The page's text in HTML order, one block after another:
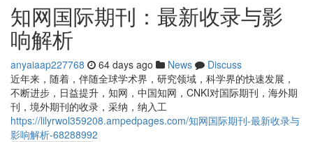
知网国际期刊：最新收录与影
响解析
anyaiaap227768 64 days ago News
Discuss
近年来，随着，伴随全球学术界，研究领域，科学界的快速发展，
不断进步，日益提升，知网，中国知网，CNKI对国际期刊，海外期
刊，境外期刊的收录，采纳，纳入工
https://lilyrwol359208.ampedpages.com/知网国际期刊-最新收录与
影响解析-68288992